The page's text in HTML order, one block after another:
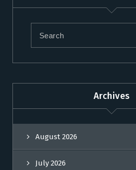
Archives
August 2026
July 2026